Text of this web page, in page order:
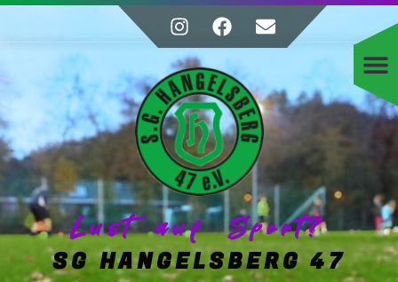
Lust auf Sport?
SG HANGELSBERG 47